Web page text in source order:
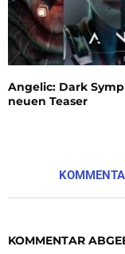
Angelic: Dark
neuen Teaser
KOMMENTAR